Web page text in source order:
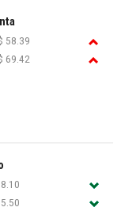
58.39
69.42